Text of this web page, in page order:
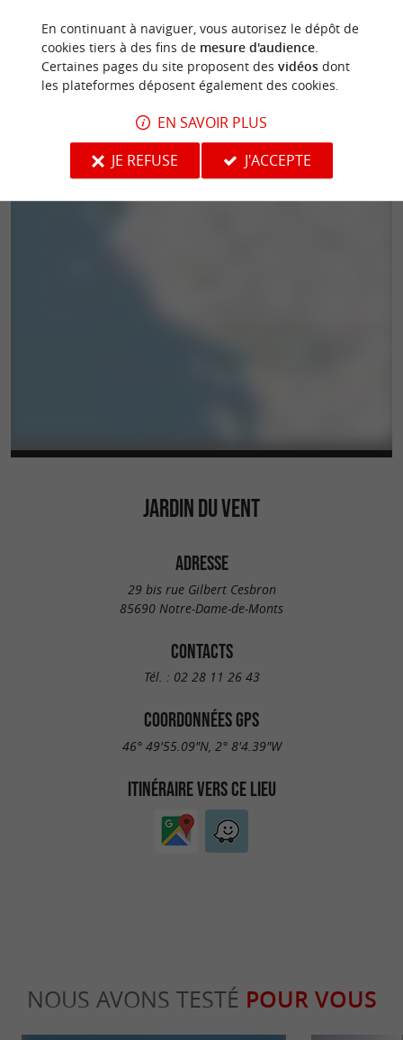
JARDIN DU VENT
ADRESSE
29 bis rue Gilbert Cesbron
85690 Notre-Dame-de-Monts
CONTACTS
Tél. : 02 28 11 26 43
COORDONNÉES GPS
46° 49'55.09"N, 2° 8'4.39"W
ITINÉRAIRE VERS CE LIEU
NOUS AVONS TESTÉ POUR VOUS
En continuant à naviguer, vous autorisez le dépôt de
cookies tiers à des fins de mesure d'audience.
Certaines pages du site proposent des vidéosdont
les plateformes déposent également des cookies.
EN SAVOIR PLUS
JE REFUSE
J'ACCEPTE